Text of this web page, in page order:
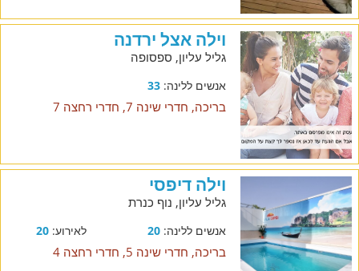
וילה אצל ירדנה
גליל עליון, ספסופה
אנשים ללינה:33
בריכה, חדרי שינה 7, חדרי רחצה 7
וילה דיפסי
גליל עליון, נוף כנרת
אנשים ללינה:20 לאירוע:20
בריכה, חדרי שינה 5, חדרי רחצה 4